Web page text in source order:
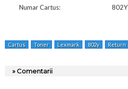
Numar Cartus:
802Y
Cartus Toner Lexmark 802y Return
» Comentarii